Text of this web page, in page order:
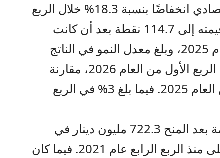
وسجّل مؤشر الثقة في النشاط الاقتصادي انخفاضًا بنسبة 18.3% خلال الربع
الأول من العام 2026. حيث وصلت قيمته إلى 114.7 نقطة بعد أن كانت
140.4 نقطة في الربع الرابع من العام 2025، وبلغ معدل النمو في الناتج
المحلي الإجمالي الحقيقي 2.9% في الربع الأول من العام 2026، مقارنة
بمعدل نمو 2.7% خلال الربع ذاته من العام 2025. فيما بلغ 3% في الربع
وبلغت قيمة العجز في الموازنة العامة بعد المنح 722.3 مليون دينار في
الربع الأول من عام 2026، وهي الأعلى منذ الربع الرابع عام 2021. فيما كان